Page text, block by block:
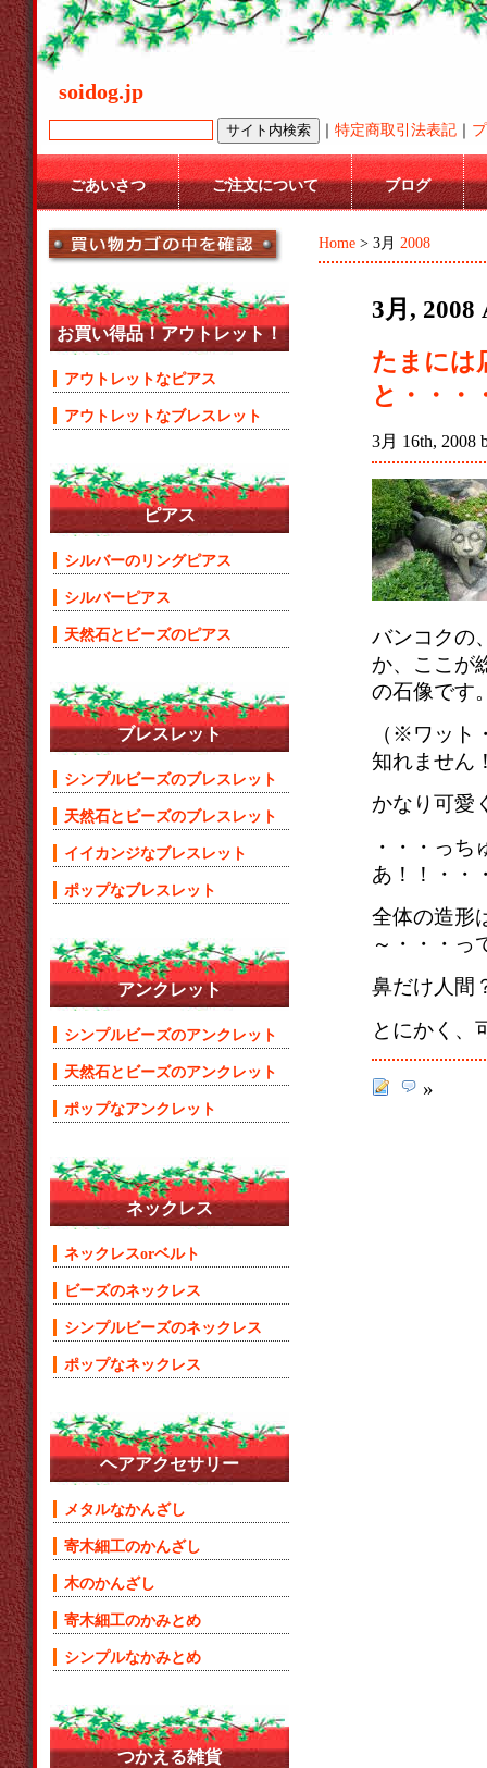
soidog.jp
｜ 特定商取引法表記 ｜
ごあいさつ ご注文について ブログ
Home > 3月 2008
3月, 2008
たまには
と・・・
3月 16th, 2008
バンコクの
か、ここが
の石像です
（※ワット
知れません
かなり可愛
・・・っ
あ！！・・
全体の造形
～・・・っ
鼻だけ人間
とにかく
»
お買い得品！アウトレット！
アウトレットなピアス
アウトレットなブレスレット
ピアス
シルバーのリングピアス
シルバーピアス
天然石とビーズのピアス
ブレスレット
シンプルビーズのブレスレット
天然石とビーズのブレスレット
イイカンジなブレスレット
ポップなブレスレット
アンクレット
シンプルビーズのアンクレット
天然石とビーズのアンクレット
ポップなアンクレット
ネックレス
ネックレスorベルト
ビーズのネックレス
シンプルビーズのネックレス
ポップなネックレス
ヘアアクセサリー
メタルなかんざし
寄木細工のかんざし
木のかんざし
寄木細工のかみとめ
シンプルなかみとめ
つかえる雑貨